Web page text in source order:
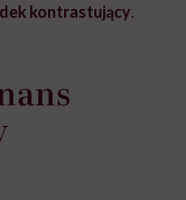
kontrastujący.